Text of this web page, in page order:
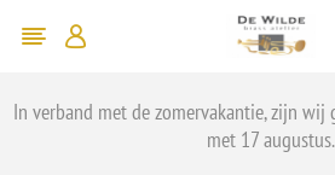
In verband met de zomervakantie, zijn
met 17 augustus.